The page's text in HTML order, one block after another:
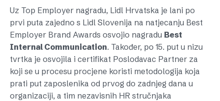
Uz Top Employer nagradu, Lidl Hrvatska je lani po
prvi puta zajedno s Lidl Slovenija na natjecanju Best
Employer Brand Awards osvojio nagradu Best
Internal Communication. Također, po 15. put u nizu
tvrtka je osvojila i certifikat Poslodavac Partner za
koji se u procesu procjene koristi metodologija koja
prati put zaposlenika od prvog do zadnjeg dana u
organizaciji, a tim nezavisnih HR stručnjaka